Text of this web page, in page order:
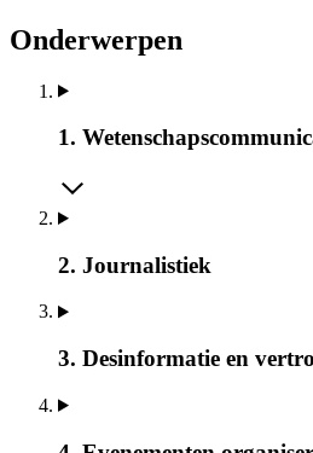
Onderwerpen
1.
2. Journalistiek
3. Desinformatie en